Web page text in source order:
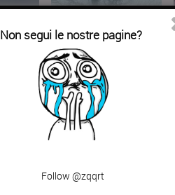
LE AVVENTURE DI UN
FOTOGRAFO E DEL SUO
CANE… GIGANTE
Come sarebbe vivere con
un cane gigante?...
Per
Non segui le nostre pagine?
Follow @zqqrt